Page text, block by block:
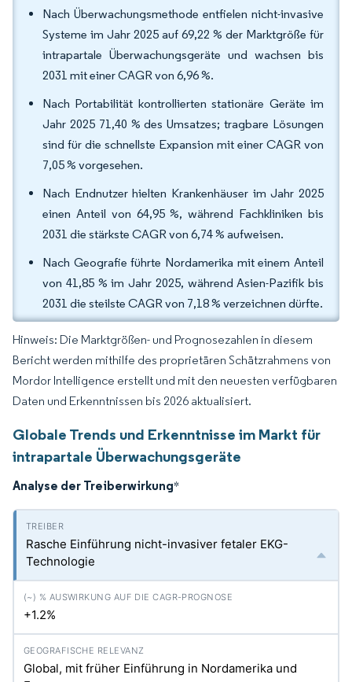
Nach Überwachungsmethode entfielen nicht-invasive
Systeme im Jahr 2025 auf 69,22 % der Marktgröße für
intrapartale Überwachungsgeräte und wachsen bis
2031 mit einer CAGR von 6,96 %.
Nach Portabilität kontrollierten stationäre Geräte im
Jahr 2025 71,40 % des Umsatzes; tragbare Lösungen
sind für die schnellste Expansion mit einer CAGR von
7,05 % vorgesehen.
Nach Endnutzer hielten Krankenhäuser im Jahr 2025
einen Anteil von 64,95 %, während Fachkliniken bis
2031 die stärkste CAGR von 6,74 % aufweisen.
Nach Geografie führte Nordamerika mit einem Anteil
von 41,85 % im Jahr 2025, während Asien-Pazifik bis
2031 die steilste CAGR von 7,18 % verzeichnen dürfte.
Hinweis: Die Marktgrößen- und Prognosezahlen in diesem
Bericht werden mithilfe des proprietären Schätzrahmens von
Mordor Intelligence erstellt und mit den neuesten verfügbaren
Daten und Erkenntnissen bis 2026 aktualisiert.
Globale Trends und Erkenntnisse im Markt für
intrapartale Überwachungsgeräte
Analyse der Treiberwirkung*
Rasche Einführung nicht-invasiver fetaler EKG-
Technologie
+1.2%
Global, mit früher Einführung in Nordamerika und